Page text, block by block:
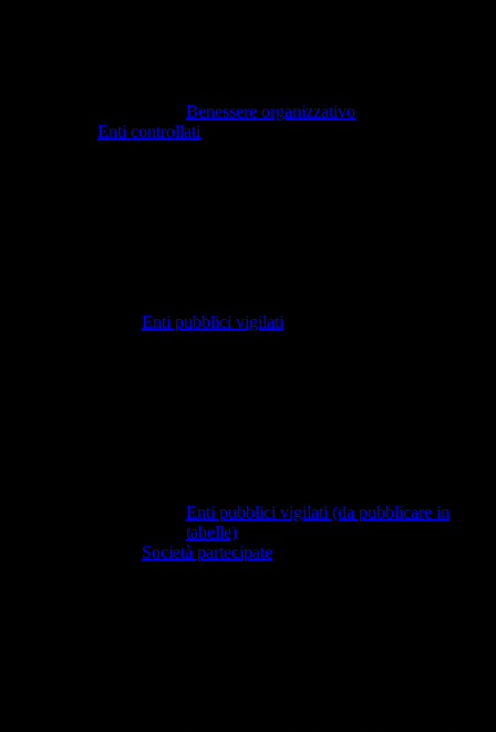
Benessere organizzativo
Enti controllati
Enti pubblici vigilati
Enti pubblici vigilati (da pubblicare in
tabelle)
Società partecipate